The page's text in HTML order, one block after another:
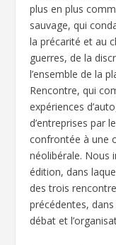
plus en plus
sauvage, qui
la précarité et au
guerres, de la
l’ensemble de la
Rencontre, qui
expériences
d’entreprises par
confrontée à une
néolibérale. Nous
édition, dans
des trois
précédentes,
débat et